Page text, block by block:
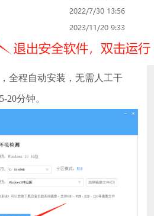
程自动安装，无需人工干
20分钟。